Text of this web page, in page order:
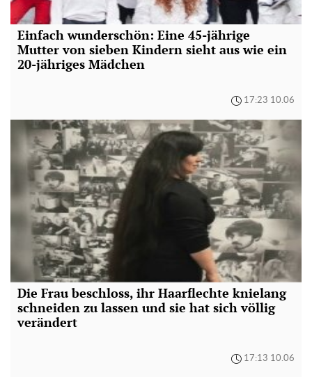
Einfach wunderschön: Eine 45-jährige
Mutter von sieben Kindern sieht aus wie ein
20-jähriges Mädchen
17:23 10.06
Die Frau beschloss, ihr Haarflechte knielang
schneiden zu lassen und sie hat sich völlig
verändert
17:13 10.06